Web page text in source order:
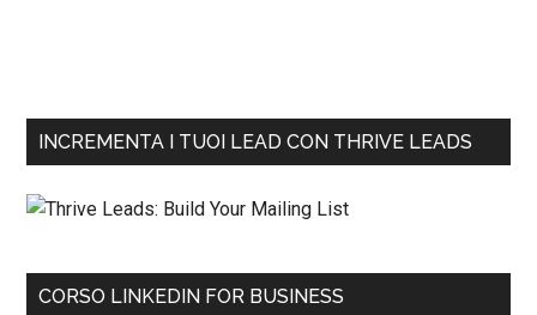
INCREMENTA I TUOI LEAD CON THRIVE LEADS
CORSO LINKEDIN FOR BUSINESS